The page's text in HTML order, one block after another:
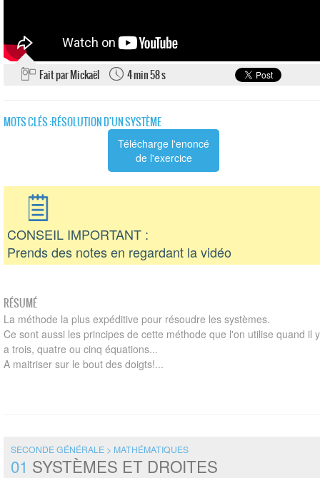
Fait par Mickaël 4 min 58 s
MOTS CLÉS :RÉSOLUTION D'UN SYSTÈME
Télécharge l'enoncé
de l'exercice
CONSEIL IMPORTANT :
Prends des notes en regardant la vidéo
RÉSUMÉ
La méthode la plus expéditive pour résoudre les systèmes.
Ce sont aussi les principes de cette méthode que l'on utilise quand il y
a trois, quatre ou cinq équations...
A maitriser sur le bout des doigts!...
SECONDE GÉNÉRALE > MATHÉMATIQUES
01 SYSTÈMES ET DROITES